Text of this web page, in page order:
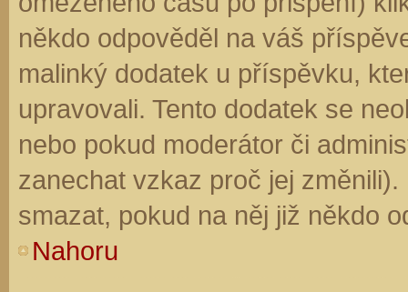
někdo odpověděl na váš
malinký dodatek u příspěvku,
upravovali. Tento dodatek se
nebo pokud moderátor či
zanechat vzkaz proč jej
smazat, pokud na něj již někdo
Nahoru